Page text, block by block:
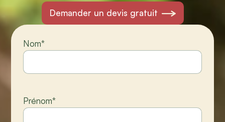
Demander un devis gratuit
Nom*
Prénom*